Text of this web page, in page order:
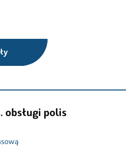
obsługi polis